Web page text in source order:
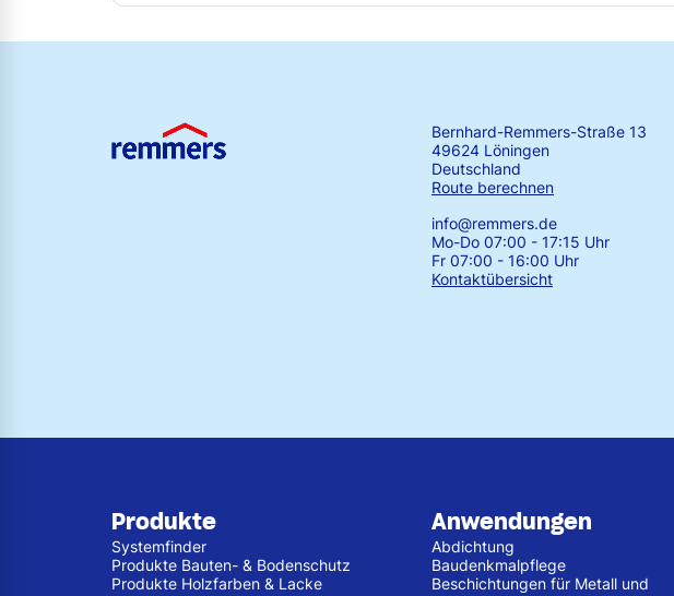
Bernhard-Remmers-Straße 13
49624 Löningen
Deutschland
Route berechnen
info@remmers.de
Mo-Do 07:00 - 17:15 Uhr
Fr 07:00 - 16:00 Uhr
Kontaktübersicht
Produkte
Systemfinder
Produkte Bauten- & Bodenschutz
Produkte Holzfarben & Lacke
Anwendungen
Abdichtung
Baudenkmalpflege
Beschichtungen für Metall und